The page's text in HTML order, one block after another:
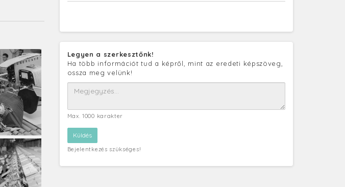
Legyen a szerkesztőnk!
Ha több információt tud a képről, mint az eredeti képszöveg,
ossza meg velünk!
Max. 1000 karakter
Bejelentkezés szükséges!